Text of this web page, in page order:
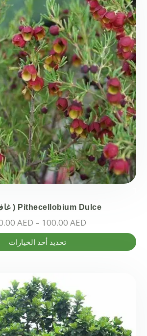
لهذا
المنتج.
يمكن
اختيار
الخيارات
على
صفحة
المنتج
Pithecellobium Dulce ( غاف البحر)
100.00 AED
–
AED
تحديد أحد الخيارات
هناك
العديد
المنتج.
يمكن